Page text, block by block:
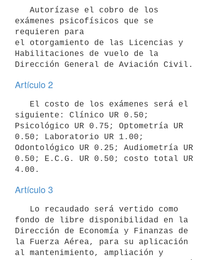
exámenes psicofísicos que se
requieren para
el otorgamiento de las Licencias y
Habilitaciones de vuelo de la
Dirección General de Aviación Civil.
Artículo 2
siguiente: Clínico UR 0.50;
Psicológico UR 0.75; Optometría UR
0.50; Laboratorio UR 1.00;
Odontológico UR 0.25; Audiometría UR
0.50; E.C.G. UR 0.50; costo total UR
4.00.
Artículo 3
fondo de libre disponibilidad en la
Dirección de Economía y Finanzas de
la Fuerza Aérea, para su aplicación
al mantenimiento, ampliación y